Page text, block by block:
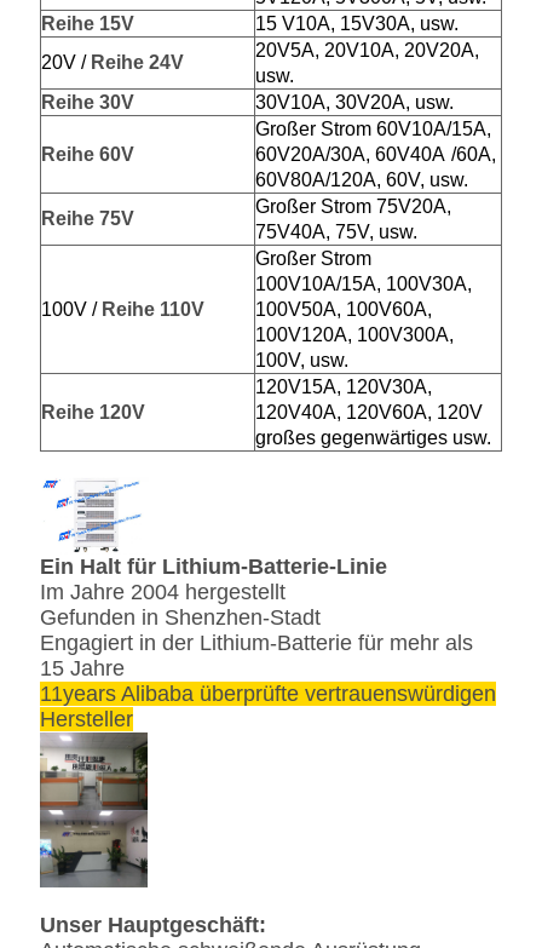
Reihe 15V
15 V10A, 15V30A, usw.
20V / Reihe 24V
20V5A, 20V10A, 20V20A,
usw.
Reihe 30V
30V10A, 30V20A, usw.
Reihe 60V
Großer Strom 60V10A/15A,
60V20A/30A, 60V40A /60A,
60V80A/120A, 60V, usw.
Reihe 75V
Großer Strom 75V20A,
75V40A, 75V, usw.
100V / Reihe 110V
Großer Strom
100V10A/15A, 100V30A,
100V50A, 100V60A,
100V120A, 100V300A,
100V, usw.
Reihe120V
120V15A, 120V30A,
120V40A, 120V60A, 120V
großes gegenwärtiges usw.
Ein Halt für Lithium-Batterie-Linie
Im Jahre 2004 hergestellt
Gefunden in Shenzhen-Stadt
Engagiert in der Lithium-Batterie für mehr als
15 Jahre
11years Alibaba überprüfte vertrauenswürdigen
Hersteller
Unser Hauptgeschäft: